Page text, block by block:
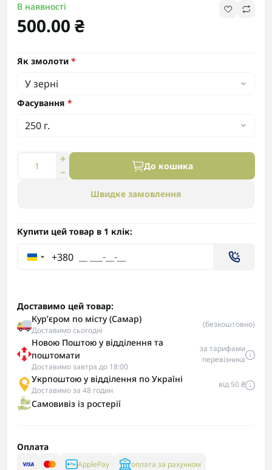
В наявності
500.00 ₴
Як змолоти *
Фасування *
До кошика
Швидке замовлення
Купити цей товар в 1 клік:
+380
Доставимо цей товар:
Курʼєром по місту (Самар)
Доставимо сьогодні
(безкоштовно)
Новою Поштою у відділення та
поштомати
Доставимо завтра до 18:00
за тарифами
перевізника
Укрпоштою у відділення по Україні
Доставимо за 48 годин
від 50 ₴
Самовивіз із ростерії
Оплата
ApplePay оплата за рахунком